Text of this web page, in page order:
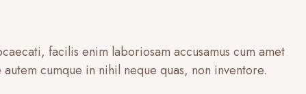
facilis enim laboriosam accusamus cum amet
cumque in nihil neque quas, non inventore.